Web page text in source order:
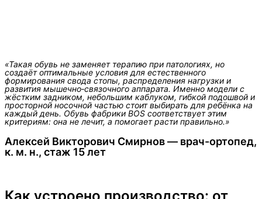
«Такая обувь не заменяет терапию при патологиях, но
создаёт оптимальные условия для естественного
формирования свода стопы, распределения нагрузки и
развития мышечно‑связочного аппарата. Именно модели с
жёстким задником, небольшим каблуком, гибкой подошвой и
просторной носочной частью стоит выбирать для ребёнка на
каждый день. Обувь фабрики BOS соответствует этим
критериям: она не лечит, а помогает расти правильно.»
Алексей Викторович Смирнов — врач-ортопед,
к. м. н., стаж 15 лет